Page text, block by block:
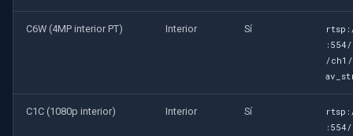
C6W (4MP interior PT) Interior Sí
/
C1C (1080p interior) Interior Sí